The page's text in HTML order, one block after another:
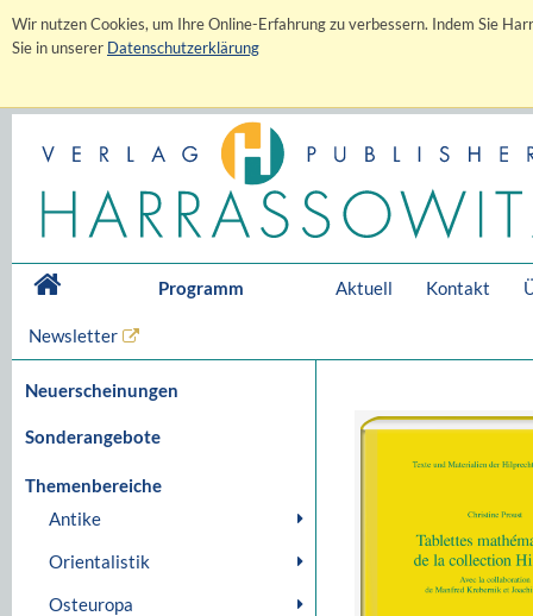
Wir nutzen Cookies, um Ihre Online-Erfahrung zu verbessern. Indem Sie
Sie in unserer Datenschutzerklärung
Programm Aktuell Kontakt
Newsletter
Neuerscheinungen
Sonderangebote
Themenbereiche
Antike
Orientalistik
Osteuropa